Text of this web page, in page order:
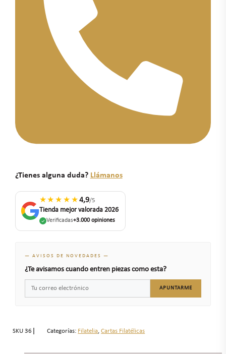
¿Tienes alguna duda? Llámanos
★★★★★4,9/5
Tienda mejor valorada 2026
Verificadas+3.000 opiniones
— AVISOS DE NOVEDADES —
¿Te avisamos cuando entren piezas como esta?
APUNTARME
SKU36 Categorías: Filatelia,Cartas Filatélicas